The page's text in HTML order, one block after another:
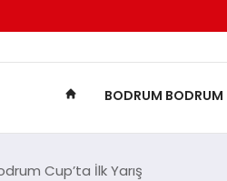
BODRUM BODRUM
Cup’ta İlk Yarış